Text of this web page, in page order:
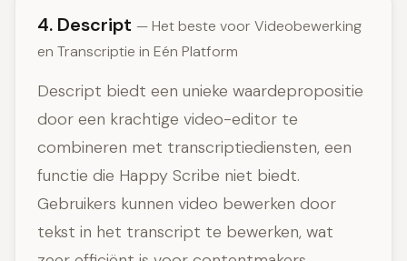
4. Descript — Het beste voor Videobewerking
en Transcriptie in Eén Platform
Descript biedt een unieke waardepropositie
door een krachtige video-editor te
combineren met transcriptiediensten, een
functie die Happy Scribe niet biedt.
Gebruikers kunnen video bewerken door
tekst in het transcript te bewerken, wat